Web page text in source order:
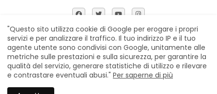
Home Chi siamo Contatti
Privacy Policy
Segnalazioni
All Right Reserved Copyright © Fattitaliani
"Questo sito utilizza cookie di Google per erogare i propri
servizi e per analizzare il traffico. Il tuo indirizzo IP e il tuo
agente utente sono condivisi con Google, unitamente alle
metriche sulle prestazioni e sulla sicurezza, per garantire la
qualità del servizio, generare statistiche di utilizzo e rilevare
e contrastare eventuali abusi." Per saperne di più